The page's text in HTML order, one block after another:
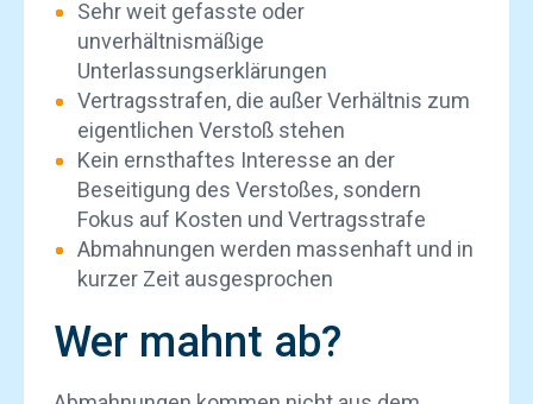
Sehr weit gefasste oder
unverhältnismäßige
Unterlassungserklärungen
Vertragsstrafen, die außer Verhältnis zum
eigentlichen Verstoß stehen
Kein ernsthaftes Interesse an der
Beseitigung des Verstoßes, sondern
Fokus auf Kosten und Vertragsstrafe
Abmahnungen werden massenhaft und in
kurzer Zeit ausgesprochen
Wer mahnt ab?